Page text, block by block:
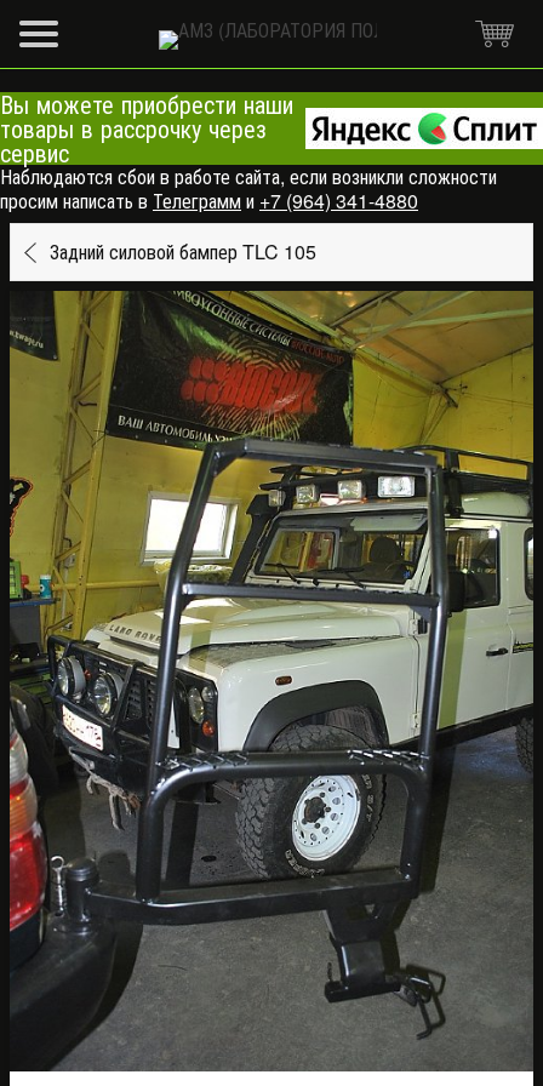
Вы можете приобрести наши
товары в рассрочку через
сервис
Наблюдаются сбои в работе сайта, если возникли сложности
просим написать в Телеграмми +7 (964) 341-4880
Задний силовой бампер TLC 105